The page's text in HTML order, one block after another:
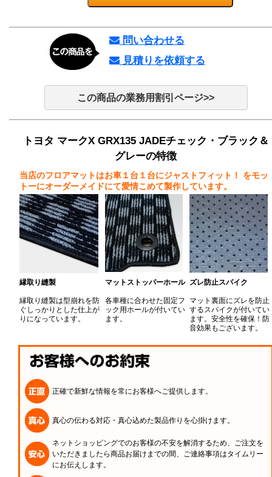
問い合わせる
見積りを依頼する
この商品の業務用割引ページ>>
トヨタ マークX GRX135 JADEチェック・ブラック＆
グレーの特徴
当店のフロアマットはお車１台１台にジャストフィット！
をモッ
トーにオーダーメイドにて愛情こめて製作しています。
縁取り縫製
縁取り縫製は型崩れを防
ぐしっかりとした仕上が
りになっています。
マットストッパーホール
各車種に合わせた固定フ
ック用ホールが付いてい
ます。
ズレ防止スパイク
マット裏面にズレを防止
するスパイクが付いてい
ます。安全性を確保！防
音効果もございます。
正確で新鮮な情報を常にお客様へご提供します。
真心の伝わる対応・真心込めた製品作りを心掛けます。
ネットショッピングでのお客様の不安を解消するため、ご注文を
いただきましたら商品お届けまでの間、ご連絡事項はタイムリー
にお伝えします。